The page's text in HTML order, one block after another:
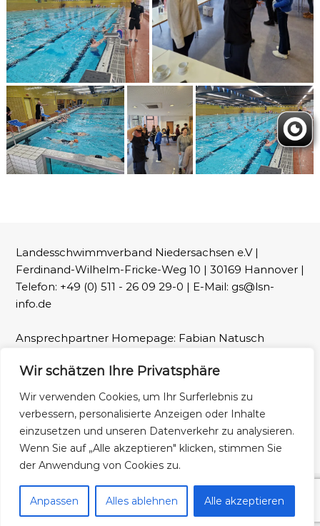
Wir schätzen Ihre Privatsphäre
Wir verwenden Cookies, um Ihr Surferlebnis zu
verbessern, personalisierte Anzeigen oder Inhalte
einzusetzen und unseren Datenverkehr zu analysieren.
Wenn Sie auf „Alle akzeptieren" klicken, stimmen Sie
der Anwendung von Cookies zu.
Anpassen Alles ablehnen Alle akzeptieren
Landesschwimmverband Niedersachsen e.V |
Ferdinand-Wilhelm-Fricke-Weg 10 | 30169 Hannover |
Telefon: +49 (0) 511 - 26 09 29-0 | E-Mail: gs@lsn-
info.de
Ansprechpartner Homepage: Fabian Natusch
Fotos: LSN und Patrick Wallbaum
Impressum Datenschutz
Copyright © 2026 Landesschwimmverband NiedersachsenAlle Rechte
vorbehalten. Theme:
von ThemeGrill. Präsentiert von